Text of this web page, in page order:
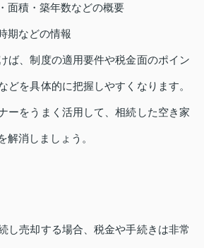
面積・築年数などの概要
期などの情報
ば、制度の適用要件や税金面のポイン
どを具体的に把握しやすくなります。
ーをうまく活用して、相続した空き家
解消しましょう。
し売却する場合、税金や手続きは非常